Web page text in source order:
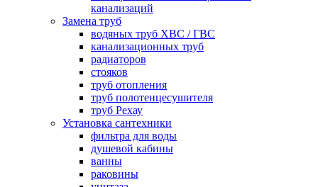
канализаций
Замена труб
водяных труб ХВС / ГВС
канализационных труб
радиаторов
стояков
труб отопления
труб полотенцесушителя
труб Рехау
Установка сантехники
фильтра для воды
душевой кабины
ванны
раковины